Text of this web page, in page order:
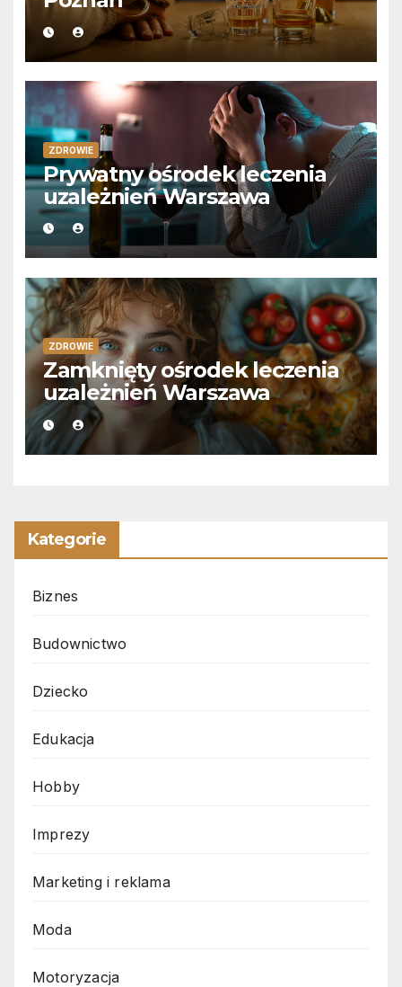
ZDROWIE
Prywatny ośrodek leczenia
uzależnień Warszawa
ZDROWIE
Zamknięty ośrodek leczenia
uzależnień Warszawa
Kategorie
Biznes
Budownictwo
Dziecko
Edukacja
Hobby
Imprezy
Marketing i reklama
Moda
Motoryzacja